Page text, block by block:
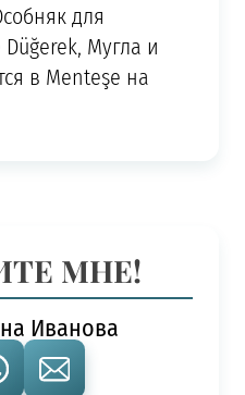
для
Мугла и
в Menteşe на
МНЕ!
Иванова